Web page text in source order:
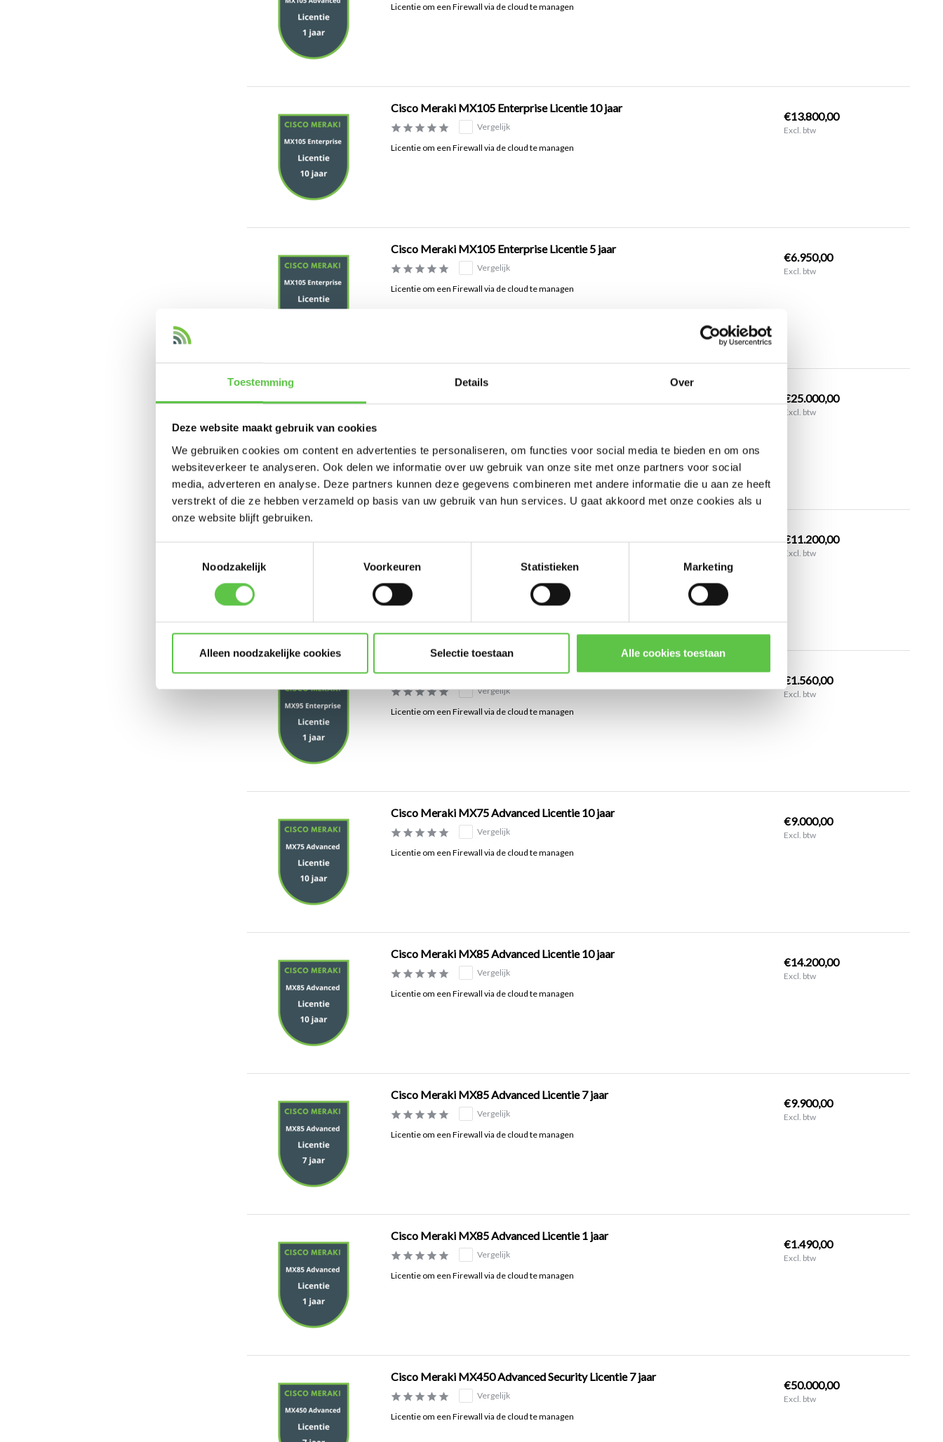
Toestemming Details Over
Deze website maakt gebruik van cookies
We gebruiken cookies om content en advertenties te personaliseren, om functies voor social media te bieden en om ons
websiteverkeer te analyseren. Ook delen we informatie over uw gebruik van onze site met onze partners voor social
media, adverteren en analyse. Deze partners kunnen deze gegevens combineren met andere informatie die u aan ze heeft
verstrekt of die ze hebben verzameld op basis van uw gebruik van hun services. U gaat akkoord met onze cookies als u
onze website blijft gebruiken.
Noodzakelijk
Voorkeuren Statistieken Marketing
Alleen noodzakelijke cookies Selectie toestaan Alle cookies toestaan
Licentie om een Firewall via de cloud te managen
Cisco Meraki MX105 Enterprise Licentie 10 jaar
Vergelijk
Licentie om een Firewall via de cloud te managen
€13.800,00
Excl. btw
Cisco Meraki MX105 Enterprise Licentie 5 jaar
Vergelijk
Licentie om een Firewall via de cloud te managen
€6.950,00
Excl. btw
Cisco Meraki MX95 Advanced Licentie 10 jaar
€25.000,00
Excl. btw
Licentie om een Firewall via de cloud te managen
€11.200,00
Excl. btw
Cisco Meraki MX95 Enterprise Licentie 1 jaar
Vergelijk
Licentie om een Firewall via de cloud te managen
€1.560,00
Excl. btw
Cisco Meraki MX75 Advanced Licentie 10 jaar
Vergelijk
Licentie om een Firewall via de cloud te managen
€9.000,00
Excl. btw
Cisco Meraki MX85 Advanced Licentie 10 jaar
Vergelijk
Licentie om een Firewall via de cloud te managen
€14.200,00
Excl. btw
Cisco Meraki MX85 Advanced Licentie 7 jaar
Vergelijk
Licentie om een Firewall via de cloud te managen
€9.900,00
Excl. btw
Cisco Meraki MX85 Advanced Licentie 1 jaar
Vergelijk
Licentie om een Firewall via de cloud te managen
€1.490,00
Excl. btw
Cisco Meraki MX450 Advanced Security Licentie 7 jaar
Vergelijk
Licentie om een Firewall via de cloud te managen
€50.000,00
Excl. btw